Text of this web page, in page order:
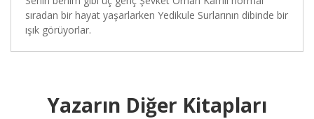
sıradan bir hayat yaşarlarken Yedikule Surlarının dibinde bir
ışık görüyorlar.
Yazarın Diğer Kitapları